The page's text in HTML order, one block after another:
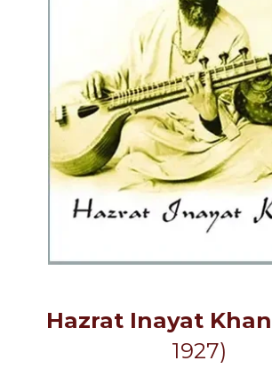
Hazrat Inayat Khan
1927)